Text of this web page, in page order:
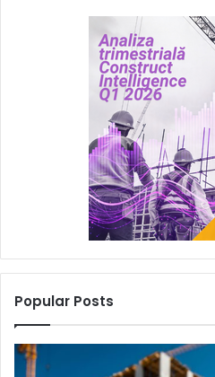
Popular Posts